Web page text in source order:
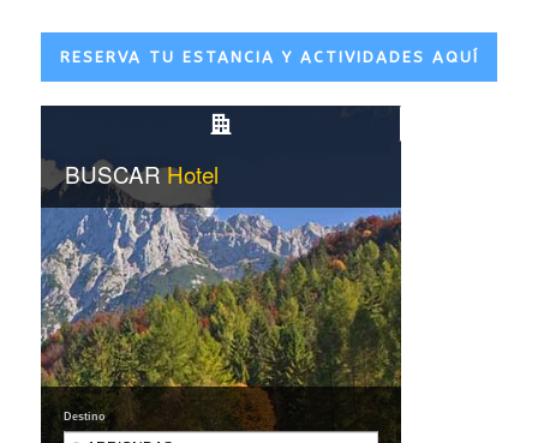
RESERVA TU ESTANCIA Y ACTIVIDADES AQUÍ